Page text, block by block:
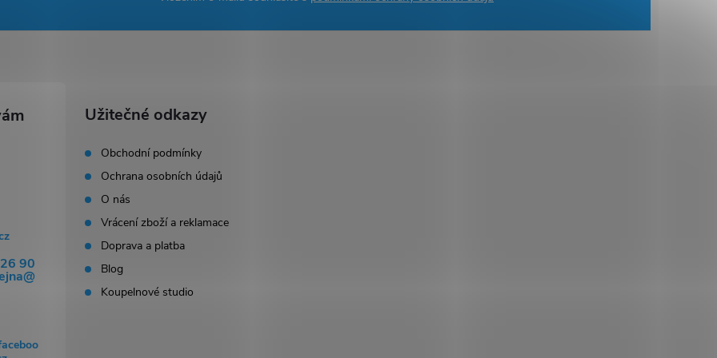
90
Užitečné odkazy
Obchodní podmínky
Ochrana osobních údajů
O nás
Vrácení zboží a reklamace
Doprava a platba
Blog
Koupelnové studio